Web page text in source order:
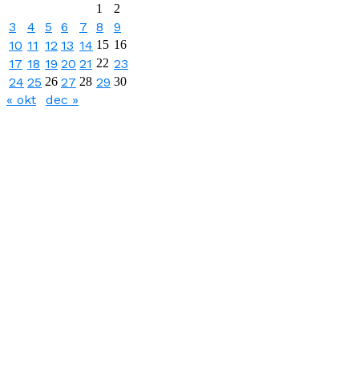
1
2
3 4 5 6 7 8
9
10 11 12 13 14 15 16
17 18 19 20 21 22 23
24 25 26 27 28 29 30
« okt dec »